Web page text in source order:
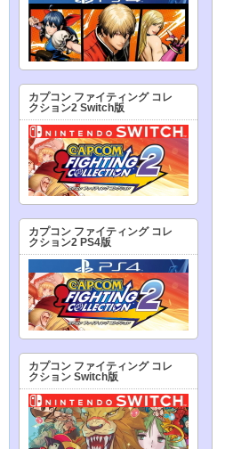
カプコン ファイティング コレ
クション2 Switch版
カプコン ファイティング コレ
クション2 PS4版
カプコン ファイティング コレ
クション Switch版